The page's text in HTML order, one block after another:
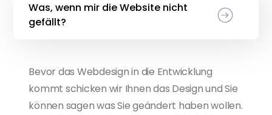
Was, wenn mir die Website nicht
gefällt?
Bevor das Webdesign in die Entwicklung
kommt schicken wir Ihnen das Design und Sie
können sagen was Sie geändert haben wollen.